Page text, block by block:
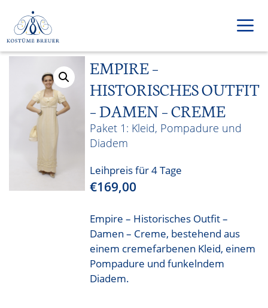
Inhalt
springen
EMPIRE –
HISTORISCHES OUTFIT
– DAMEN – CREME
Kleid, Pompadure und
Diadem
Leihpreis für 4 Tage
€169,00
Empire – Historisches Outfit –
Damen – Creme, bestehend aus
einem cremefarbenen Kleid, einem
Pompadure und funkelndem
Diadem.